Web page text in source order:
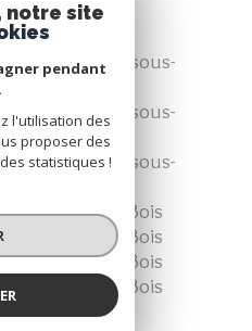
PIÈCES
T2 Aulnay-sous-
T3 Aulnay-sous-
T4 Aulnay-sous-
Aulnay-sous-Bois
Aulnay-sous-Bois
Aulnay-sous-Bois
Aulnay-sous-Bois
notre site
pendant
l'utilisation des
proposer des
statistiques !